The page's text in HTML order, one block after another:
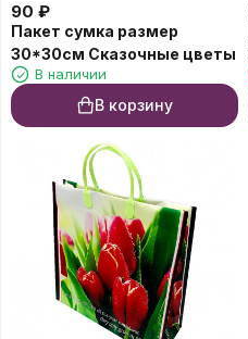
90 ₽
Пакет сумка размер
30*30см Сказочные цветы
В наличии
В корзину